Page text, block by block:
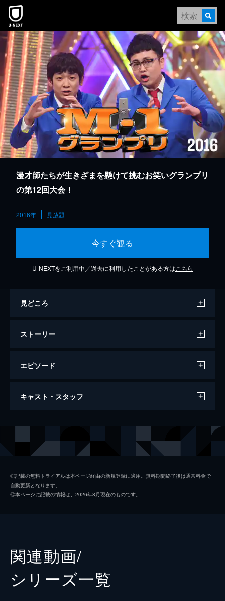
本文へスキップ
漫才師たちが生きざまを懸けて挑むお笑いグランプリ
の第12回大会！
2016年 見放題
今すぐ観る
U-NEXTをご利用中／過去に利用したことがある方は こちら
見どころ
ストーリー
エピソード
M-1グランプリ2016
キャスト・スタッフ
◎記載の無料トライアルは本ページ経由の新規登録に適用。無料期間終了後は通常料金で
自動更新となります。
◎本ページに記載の情報は、2026年8月現在のものです。
関連動画/
シリーズ⼀覧